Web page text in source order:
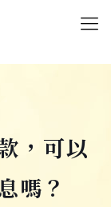
，可以
嗎？